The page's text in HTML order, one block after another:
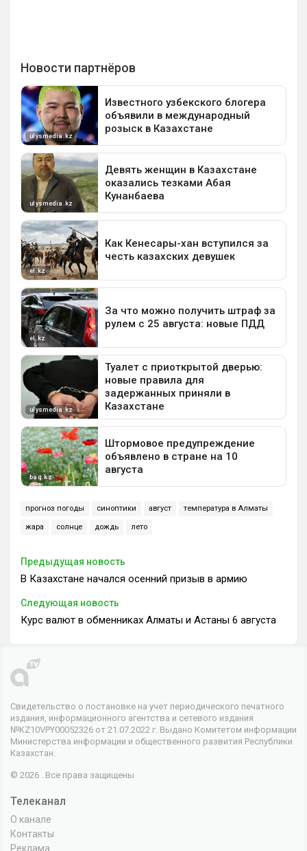
прогноз погоды синоптики август температура в Алматы
жара солнце дождь лето
Предыдущая новость
В Казахстане начался осенний призыв в армию
Следующая новость
Курс валют в обменниках Алматы и Астаны 6 августа
Свидетельство о постановке на учет периодического печатного
издания, информационного агентства и сетевого издания
№KZ10VPY00052326 от 21.07.2022 г. Выдано Комитетом информации
Министерства информации и общественного развития Республики
Казахстан.
© 2026 . Все права защищены
Телеканал
О канале
Контакты
Реклама